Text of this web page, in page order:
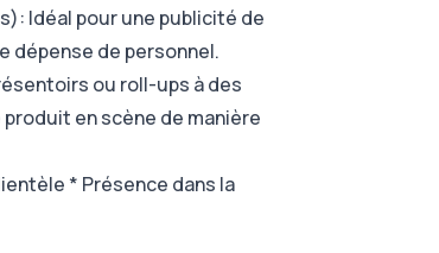
Idéal pour une publicité de
dépense de personnel.
ou roll-ups à des
en scène de manière
* Présence dans la